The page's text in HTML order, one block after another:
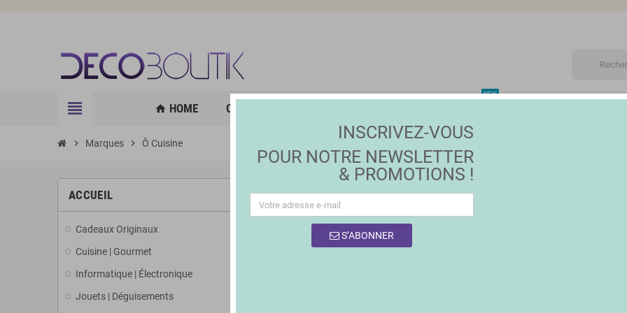
view_headline home HOME CUISINE | GOURMET
NEW
chevron_right Marques chevron_right Ô Cuisine
ACCUEIL
Cadeaux Originaux
Cuisine | Gourmet
Informatique | Électronique
Jouets | Déguisements
LISTE DES PRODUITS DE LA MARQUE Ô CUISINE
Il y a 1 produit.
INSCRIVEZ-VOUS
POUR NOTRE NEWSLETTER
& PROMOTIONS !
S’ABONNER